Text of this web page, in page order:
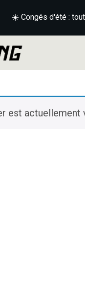
☀️ Congés d'été :
est actuellement